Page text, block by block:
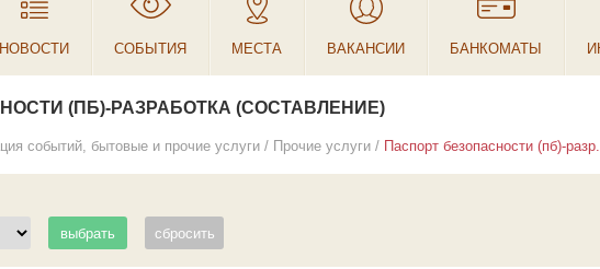
НОВОСТИ СОБЫТИЯ МЕСТА ВАКАНСИИ БАНКОМАТЫ
(ПБ)-РАЗРАБОТКА (СОСТАВЛЕНИЕ)
событий, бытовые и прочие услуги / Прочие услуги / Паспорт безопасности (пб)-